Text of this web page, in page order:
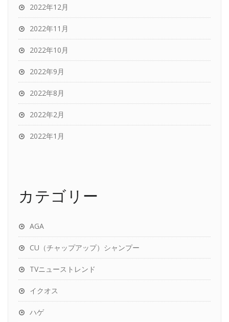
2022年12月
2022年11月
2022年10月
2022年9月
2022年8月
2022年2月
2022年1月
カテゴリー
AGA
CU（チャップアップ）シャンプー
TVニューストレンド
イクオス
ハゲ